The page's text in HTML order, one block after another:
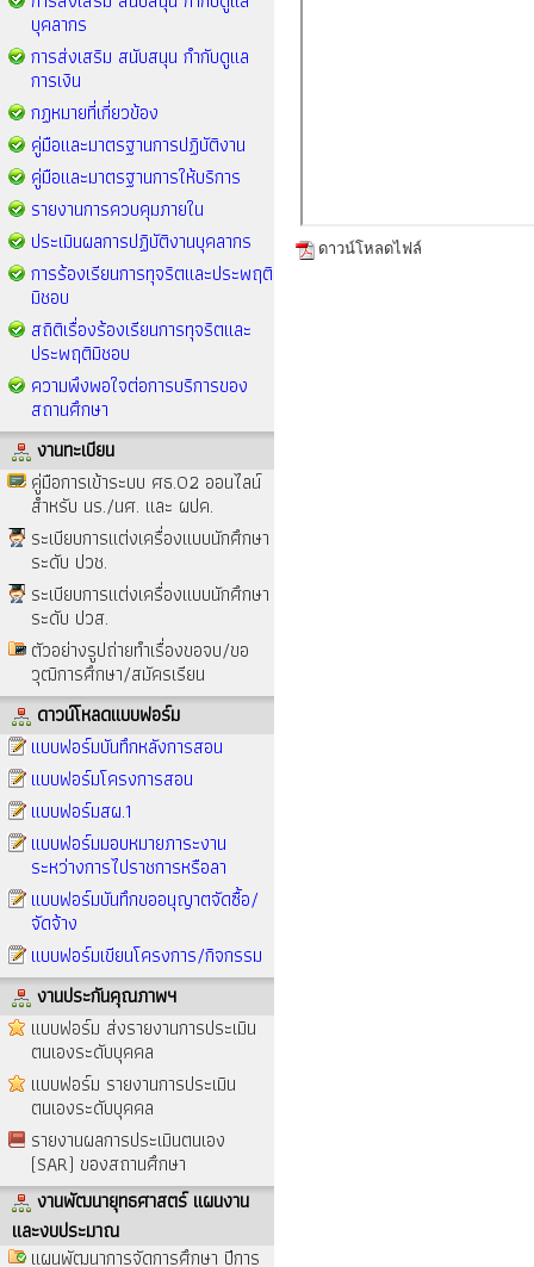
บุคลากร
การส่งเสริม สนับสนุน กำกับดูแล
การเงิน
กฏหมายที่เกี่ยวข้อง
คู่มือและมาตรฐานการปฏิบัติงาน
คู่มือและมาตรฐานการให้บริการ
รายงานการควบคุมภายใน
ประเมินผลการปฏิบัติงานบุคลากร
การร้องเรียนการทุจริตและประพฤติ
มิชอบ
สถิติเรื่องร้องเรียนการทุจริตและ
ประพฤติมิชอบ
ความพึงพอใจต่อการบริการของ
สถานศึกษา
งานทะเบียน
คู่มือการเข้าระบบ ศธ.02 ออนไลน์
สำหรับ นร./นศ. และ ผปค.
ระเบียบการแต่งเครื่องแบบนักศึกษา
ระดับ ปวช.
ระเบียบการแต่งเครื่องแบบนักศึกษา
ระดับ ปวส.
ตัวอย่างรูปถ่ายทำเรื่องขอจบ/ขอ
วุฒิการศึกษา/สมัครเรียน
ดาวน์โหลดแบบฟอร์ม
แบบฟอร์มบันทึกหลังการสอน
แบบฟอร์มโครงการสอน
แบบฟอร์มสผ.1
แบบฟอร์มมอบหมายภาระงาน
ระหว่างการไปราชการหรือลา
แบบฟอร์มบันทึกขออนุญาตจัดซื้อ/
จัดจ้าง
แบบฟอร์มเขียนโครงการ/กิจกรรม
งานประกันคุณภาพฯ
แบบฟอร์ม ส่งรายงานการประเมิน
ตนเองระดับบุคคล
แบบฟอร์ม รายงานการประเมิน
ตนเองระดับบุคคล
รายงานผลการประเมินตนเอง
(SAR) ของสถานศึกษา
งานพัฒนายุทธศาสตร์ แผนงาน
และงบประมาณ
แผนพัฒนาการจัดการศึกษา ปีการ
ดาวน์โหลดไฟล์